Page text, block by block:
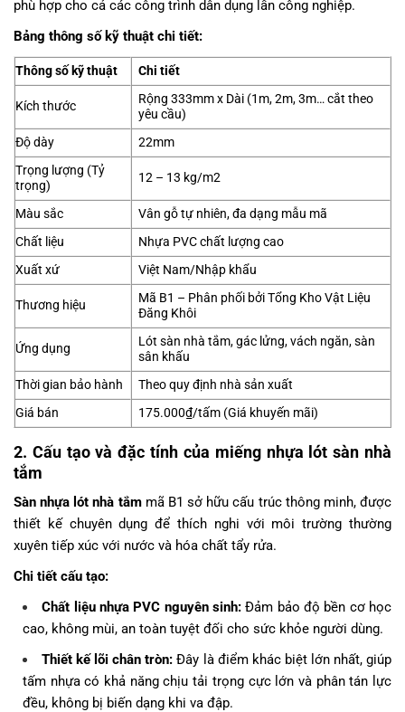
phù hợp cho cả các công trình dân dụng lẫn công nghiệp.
Bảng thông số kỹ thuật chi tiết:
Thông số kỹ thuật Chi tiết
Kích thước
Rộng 333mm x Dài (1m, 2m, 3m… cắt theo
yêu cầu)
Độ dày
22mm
Trọng lượng (Tỷ
trọng)
12 – 13 kg/m2
Màu sắc
Vân gỗ tự nhiên, đa dạng mẫu mã
Chất liệu
Nhựa PVC chất lượng cao
Xuất xứ
Việt Nam/Nhập khẩu
Thương hiệu
Mã B1 – Phân phối bởi Tổng Kho Vật Liệu
Đăng Khôi
Ứng dụng
Lót sàn nhà tắm, gác lửng, vách ngăn, sàn
sân khấu
Thời gian bảo hành
Theo quy định nhà sản xuất
Giá bán
175.000₫/tấm (Giá khuyến mãi)
2. Cấu tạo và đặc tính của miếng nhựa lót sàn nhà
tắm
Sàn nhựa lót nhà tắmmã B1 sở hữu cấu trúc thông minh, được
thiết kế chuyên dụng để thích nghi với môi trường thường
xuyên tiếp xúc với nước và hóa chất tẩy rửa.
Chi tiết cấu tạo:
Chất liệu nhựa PVC nguyên sinh: Đảm bảo độ bền cơ học
cao, không mùi, an toàn tuyệt đối cho sức khỏe người dùng.
Thiết kế lõi chân tròn: Đây là điểm khác biệt lớn nhất, giúp
tấm nhựa có khả năng chịu tải trọng cực lớn và phân tán lực
đều, không bị biến dạng khi va đập.